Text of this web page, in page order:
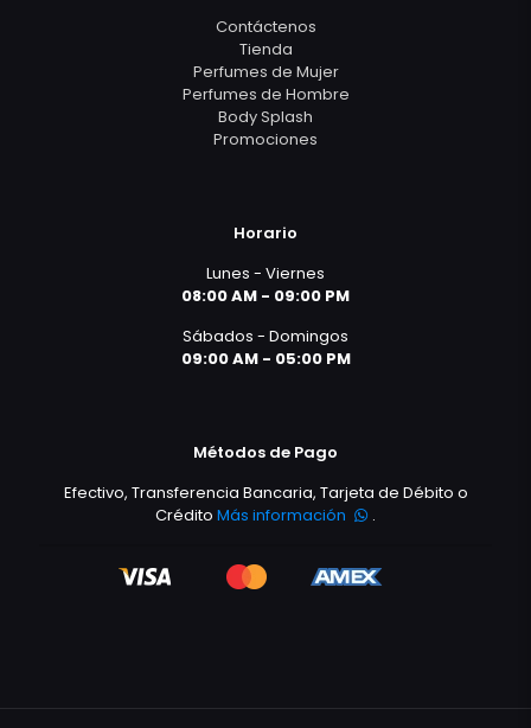
Contáctenos
Tienda
Perfumes de Mujer
Perfumes de Hombre
Body Splash
Promociones
Horario
Lunes - Viernes
08:00 AM - 09:00 PM
Sábados - Domingos
09:00 AM - 05:00 PM
Métodos de Pago
Efectivo, Transferencia Bancaria, Tarjeta de Débito o
CréditoMás información .